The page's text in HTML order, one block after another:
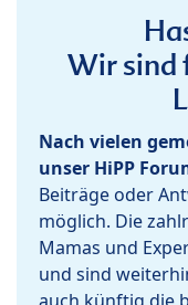
Wir sind
Nach vielen
unser HiPP
Beiträge oder
möglich. Die
Mamas und
und sind